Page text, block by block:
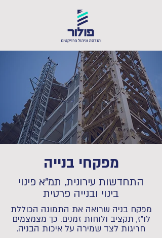
מפקחי בנייה
התחדשות עירונית, תמ"א פינוי
בינוי ובנייה פרטית
מפקח בניה שרואה את התמונה הכוללת
לו"ז, תקציב ולוחות זמנים. כך מצמצמים
חריגות לצד שמירה על איכות הבניה.